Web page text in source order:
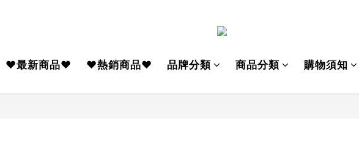
♥️最新商品♥️ ♥熱銷商品♥ 品牌分類 商品分類 購物須知